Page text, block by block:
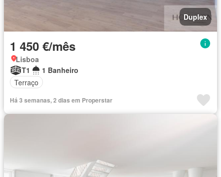
Duplex
1 450 €/mês
Lisboa
T1
1 Banheiro
Terraço
Há 3 semanas, 2 dias em Properstar